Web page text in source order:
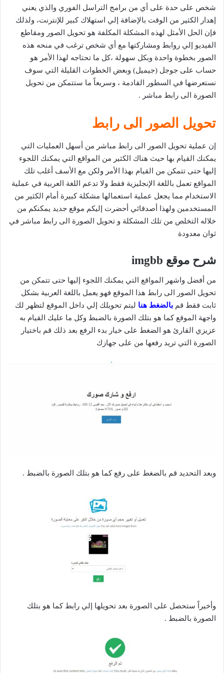
شخص على حدة على أي من برامج التراسل الفوري والذي يعني
إهدار الكثير من الوقت بالإضافة إلي استهلاك كبير للإنترنت، ولذلك
فإن الحل الأمثل لهذه المشكلة المكلفة هو تحويل الصور ومقاطع
الفيديو إلي روابط ومشاركتها مع أي شخص ترغب في منحه هذه
الصور بخطوة واحدة وبكل سهولة ،كل ما تحتاجه لهذا الأمر هو
حساب على جوجل (جيميل) وبعض الخطوات القليلة التي سوف
نستعرضها في السطور القادمة ، وسريعاً ما ستتمكن من تحويل
الصورة الى رابط مباشر .
تحويل الصور الى رابط
إن عملية تحويل الصور الى رابط مباشر من أسهل العمليات التي
يمكنك القيام بها حيث هناك الكثير من المواقع التي يمكنك اللجوء
إليها حتى تتمكن من القيام بهذا الأمر ولكن مع الأسف أغلب تلك
المواقع تعمل باللغة الإنجليزية فقط ولا تدعم اللغة العربية في عملية
الاستخدام مما يجعل عملية استعمالها مشكلة كبيرة أمام الكثير من
المستخدمين ولهذا أصدقائي أحضرت إليكم موقع جديد يمكنكم من
خلاله التخلص من تلك المشكلة و تحويل الصورة الى رابط مباشر في
ثوان معدودة
شرح موقع imgbb
من أفضل واشهر المواقع التي يمكنك اللجوء إليها حتى تتمكن من
تحويل الصور الى رابط هذا الموقع فهو يعمل باللغة العربية بشكل
ثابت فقط قم بالضغط هنا ليتم تحويلك إلي داخل الموقع لتظهر لك
واجهة الموقع كما هو بتلك الصورة بالضبط وكل ما عليك القيام به
عزيزي القارئ هو الضغط على خيار بدء الرفع بعد ذلك قم باختيار
الصورة التي تريد رفعها من على جهازك
وبعد التحديد قم بالضغط على رفع كما هو بتلك الصورة بالضبط .
وأخيراً ستحصل على الصورة بعد تحويلها إلي رابط كما هو بتلك
الصورة بالضبط .